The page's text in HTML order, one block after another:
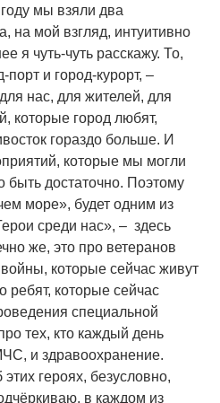
мы взяли два
на мой взгляд, интуитивно
я чуть-чуть расскажу. То,
и город-курорт, –
нас, для жителей, для
которые город любят,
гораздо больше. И
которые мы могли
быть достаточно. Поэтому
море», будет одним из
среди нас», – здесь
же, это про ветеранов
которые сейчас живут
ребят, которые сейчас
специальной
тех, кто каждый день
и здравоохранение.
героях, безусловно,
в каждом из